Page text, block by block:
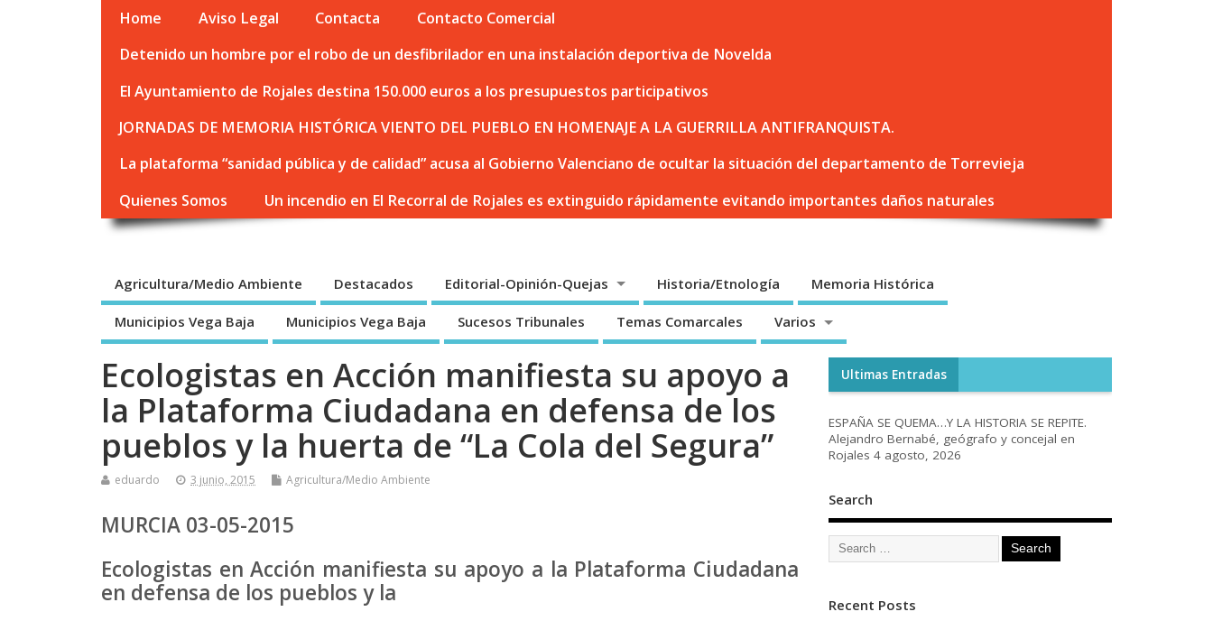
Home Aviso Legal Contacta
Contacto Comercial
Detenido un hombre por el robo de un desfibrilador en una instalación deportiva de Novelda
El Ayuntamiento de Rojales destina 150.000 euros a los presupuestos participativos
JORNADAS DE MEMORIA HISTÓRICA VIENTO DEL PUEBLO EN HOMENAJE A LA GUERRILLA ANTIFRANQUISTA.
La plataforma “sanidad pública y de calidad” acusa al Gobierno Valenciano de ocultar la situación del departamento de Torrevieja
Quienes Somos
Un incendio en El Recorral de Rojales es extinguido rápidamente evitando importantes daños naturales
Agricultura/Medio Ambiente Destacados Editorial-Opinión-Quejas Historia/Etnología Memoria Histórica
Municipios Vega Baja Municipios Vega Baja Sucesos Tribunales Temas Comarcales Varios
Ecologistas en Acción manifiesta su apoyo a
la Plataforma Ciudadana en defensa de los
pueblos y la huerta de “La Cola del Segura”
eduardo 3 junio, 2015 Agricultura/Medio Ambiente
MURCIA 03-05-2015
Ecologistas en Acción manifiesta su apoyo a la Plataforma Ciudadana
en defensa de los pueblos y la
Ultimas Entradas
ESPAÑA SE QUEMA…Y LA HISTORIA SE REPITE.
Alejandro Bernabé, geógrafo y concejal en
Rojales 4 agosto, 2026
Search
Recent Posts